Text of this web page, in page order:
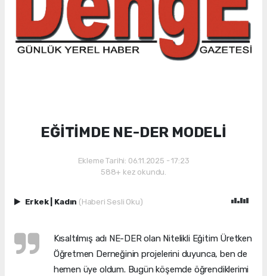
EĞİTİMDE NE-DER MODELİ
Ekleme Tarihi: 06.11.2025 - 17:23
588+ kez okundu.
Erkek Kadın (Haberi Sesli Oku)
Kısaltılmış adı NE-DER olan Nitelikli Eğitim Üretken
Öğretmen Derneğinin projelerini duyunca, ben de
hemen üye oldum. Bugün köşemde öğrendiklerimi